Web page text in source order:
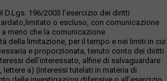
D.Lgs. 196/2003 l’esercizio dei diritti
o escluso, con comunicazione
meno che la comunicazione
della limitazione, per il tempo e nei limiti in cui
e proporzionata, tenuto conto dei diritti
dell’interessato, alfine di salvaguardare
a) (interessi tutelati in materia di